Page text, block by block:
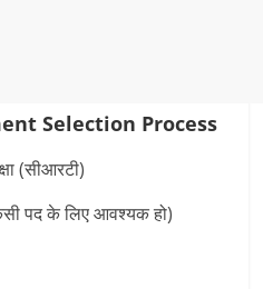
Selection Process
(सीआरटी)
पद के लिए आवश्यक हो)